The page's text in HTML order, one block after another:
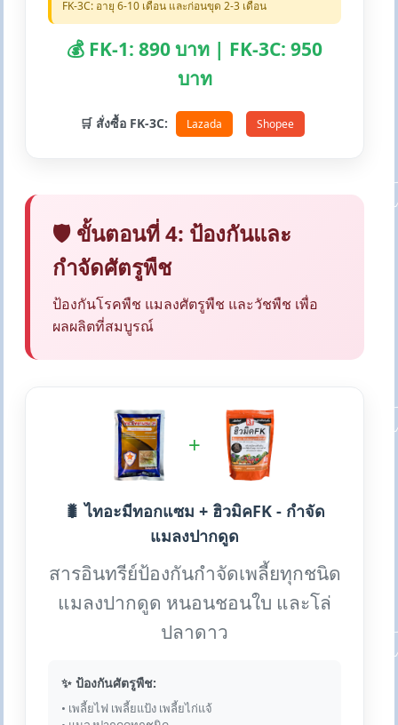
FK-3C: อายุ 6-10 เดือน และก่อนขุด 2-3 เดือน
💰 FK-1: 890 บาท | FK-3C: 950
บาท
🛒 สั่งซื้อ FK-3C: Lazada Shopee
🛡️ ขั้นตอนที่ 4: ป้องกันและ
กำจัดศัตรูพืช
ป้องกันโรคพืช แมลงศัตรูพืช และวัชพืช เพื่อ
ผลผลิตที่สมบูรณ์
+
🐛 ไทอะมีทอกแซม + ฮิวมิคFK - กำจัด
แมลงปากดูด
สารอินทรีย์ป้องกันกำจัดเพลี้ยทุกชนิด
แมลงปากดูด หนอนชอนใบ และโล่
ปลาดาว
✨ ป้องกันศัตรูพืช:
• เพลี้ยไฟ เพลี้ยแป้ง เพลี้ยไก่แจ้